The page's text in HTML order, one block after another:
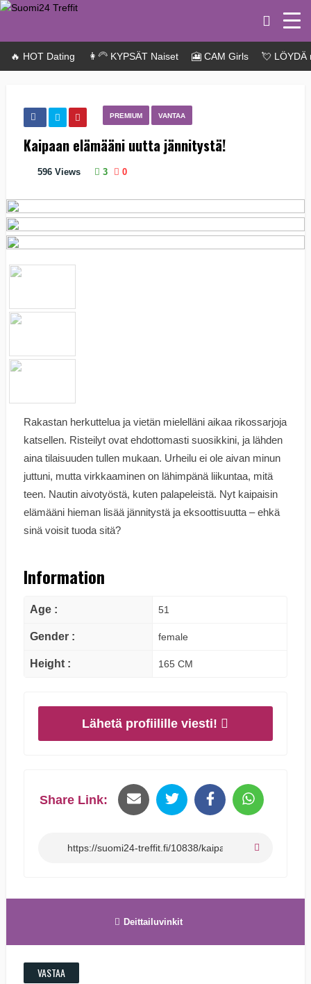
🔥 HOT Dating 👩‍🦳 KYPSÄT Naiset 🎦 CAM Girls 💘 LÖYDÄ
PREMIUM VANTAA
Kaipaan elämääni uutta jännitystä!
596 Views 3 0
Rakastan herkuttelua ja vietän mielelläni aikaa rikossarjoja
katsellen. Risteilyt ovat ehdottomasti suosikkini, ja lähden
aina tilaisuuden tullen mukaan. Urheilu ei ole aivan minun
juttuni, mutta virkkaaminen on lähimpänä liikuntaa, mitä
teen. Nautin aivotyöstä, kuten palapeleistä. Nyt kaipaisin
elämääni hieman lisää jännitystä ja eksoottisuutta – ehkä
sinä voisit tuoda sitä?
Information
Age : 51
Gender : female
Height : 165 CM
Lähetä profiilille viesti!
Share Link:
Deittailuvinkit
VASTAA